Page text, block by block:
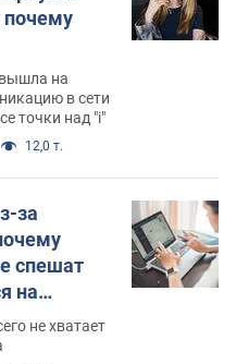
на
в сети
точки над "i"
12,0 т.
за
спешат
на
не хватает